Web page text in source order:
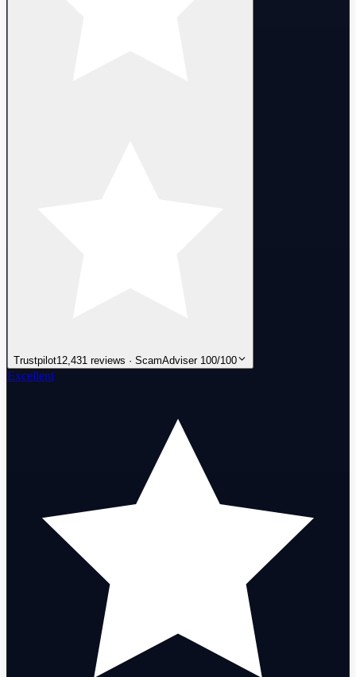
Trustpilot12,431 reviews · ScamAdviser 100/100
Excellent